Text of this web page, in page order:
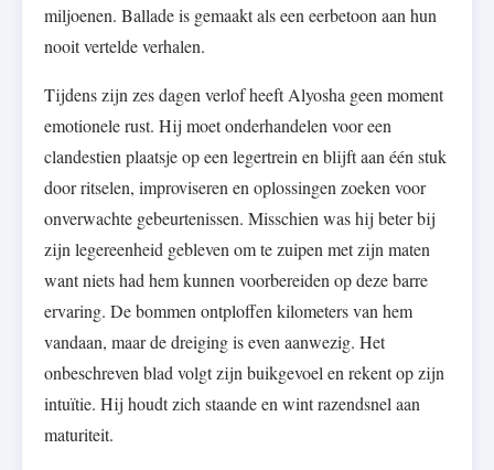
miljoenen. Ballade is gemaakt als een eerbetoon aan hun
nooit vertelde verhalen.
Tijdens zijn zes dagen verlof heeft Alyosha geen moment
emotionele rust. Hij moet onderhandelen voor een
clandestien plaatsje op een legertrein en blijft aan één stuk
door ritselen, improviseren en oplossingen zoeken voor
onverwachte gebeurtenissen. Misschien was hij beter bij
zijn legereenheid gebleven om te zuipen met zijn maten
want niets had hem kunnen voorbereiden op deze barre
ervaring. De bommen ontploffen kilometers van hem
vandaan, maar de dreiging is even aanwezig. Het
onbeschreven blad volgt zijn buikgevoel en rekent op zijn
intuïtie. Hij houdt zich staande en wint razendsnel aan
maturiteit.